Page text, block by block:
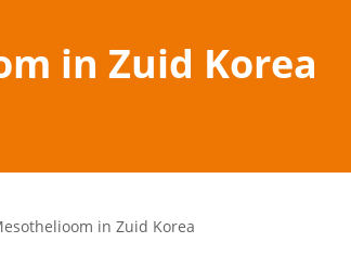
in Zuid Korea
in Zuid Korea